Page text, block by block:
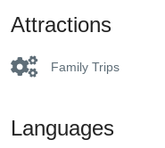
Attractions
Family Trips
Languages